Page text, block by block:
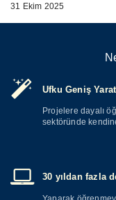
31 Ekim 2025
Ufku Geniş
Projelere dayalı
sektöründe
30 yıldan fazla